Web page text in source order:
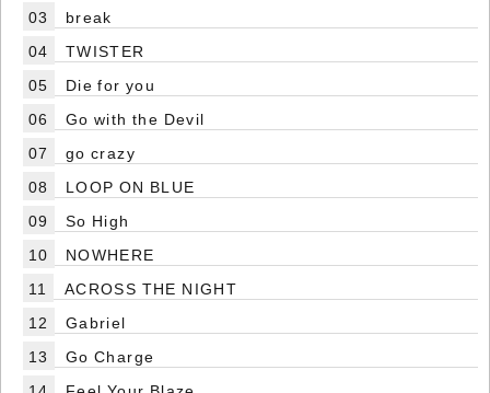
03
break
04
TWISTER
05
Die for you
06
Go with the Devil
07
go crazy
08
LOOP ON BLUE
09
So High
10
NOWHERE
11
ACROSS THE NIGHT
12
Gabriel
13
Go Charge